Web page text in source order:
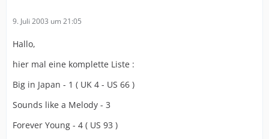
9. Juli 2003 um 21:05
Hallo,
hier mal eine komplette Liste :
Big in Japan - 1 ( UK 4 - US 66 )
Sounds like a Melody - 3
Forever Young - 4 ( US 93 )